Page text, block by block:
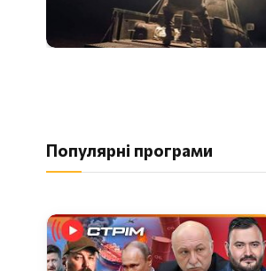
Популярні програми